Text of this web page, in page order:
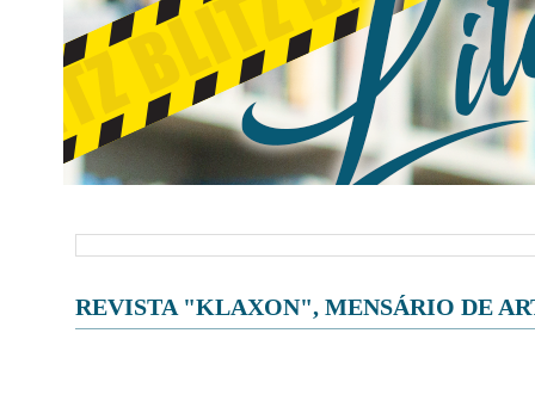
REVISTA "KLAXON", MENSÁRIO DE